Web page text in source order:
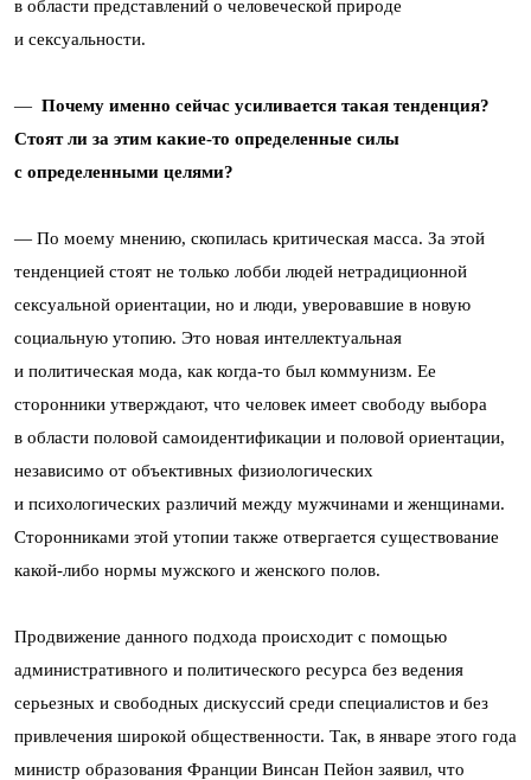
в области представлений о человеческой природе
и сексуальности.
— Почему именно сейчас усиливается такая тенденция?
Стоят ли за этим какие-то определенные силы
с определенными целями?
— По моему мнению, скопилась критическая масса. За этой
тенденцией стоят не только лобби людей нетрадиционной
сексуальной ориентации, но и люди, уверовавшие в новую
социальную утопию. Это новая интеллектуальная
и политическая мода, как когда-то был коммунизм. Ее
сторонники утверждают, что человек имеет свободу выбора
в области половой самоидентификации и половой ориентации,
независимо от объективных физиологических
и психологических различий между мужчинами и женщинами.
Сторонниками этой утопии также отвергается существование
какой-либо нормы мужского и женского полов.
Продвижение данного подхода происходит с помощью
административного и политического ресурса без ведения
серьезных и свободных дискуссий среди специалистов и без
привлечения широкой общественности. Так, в январе этого года
министр образования Франции Винсан Пейон заявил, что